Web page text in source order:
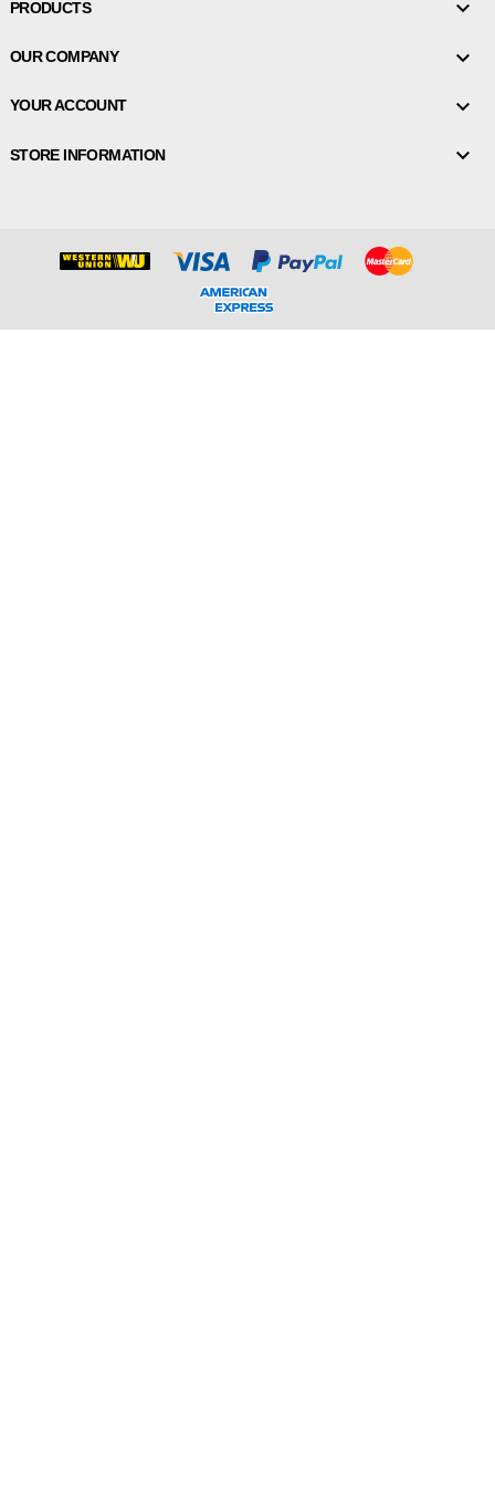
PRODUCTS 
OUR COMPANY 
YOUR ACCOUNT 
STORE INFORMATION 